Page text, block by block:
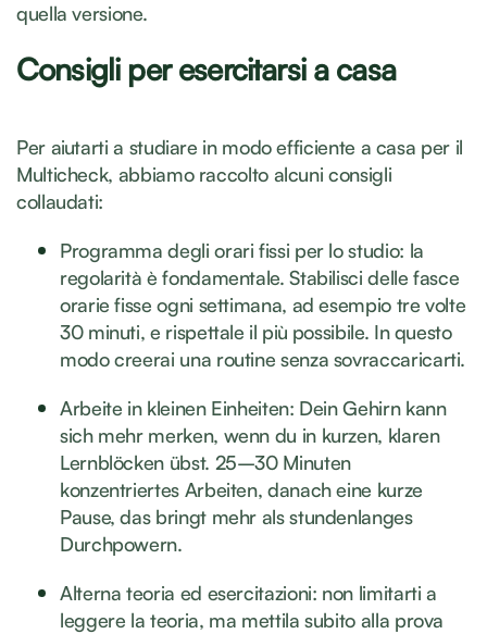
quella versione.
Consigli per esercitarsi a casa
Per aiutarti a studiare in modo efficiente a casa per il
Multicheck, abbiamo raccolto alcuni consigli
collaudati:
Programma degli orari fissi per lo studio: la
regolarità è fondamentale. Stabilisci delle fasce
orarie fisse ogni settimana, ad esempio tre volte
30 minuti, e rispettale il più possibile. In questo
modo creerai una routine senza sovraccaricarti.
Arbeite in kleinen Einheiten: Dein Gehirn kann
sich mehr merken, wenn du in kurzen, klaren
Lernblöcken übst. 25–30 Minuten
konzentriertes Arbeiten, danach eine kurze
Pause, das bringt mehr als stundenlanges
Durchpowern.
Alterna teoria ed esercitazioni: non limitarti a
leggere la teoria, ma mettila subito alla prova